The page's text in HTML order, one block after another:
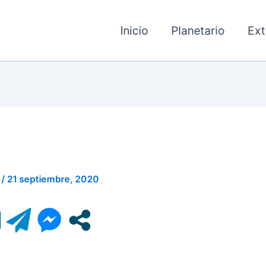
Inicio Planetario
/ 21 septiembre, 2020